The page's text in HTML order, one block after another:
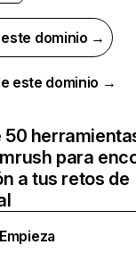
dominio →
este dominio →
50
para
a tus retos de
Empieza